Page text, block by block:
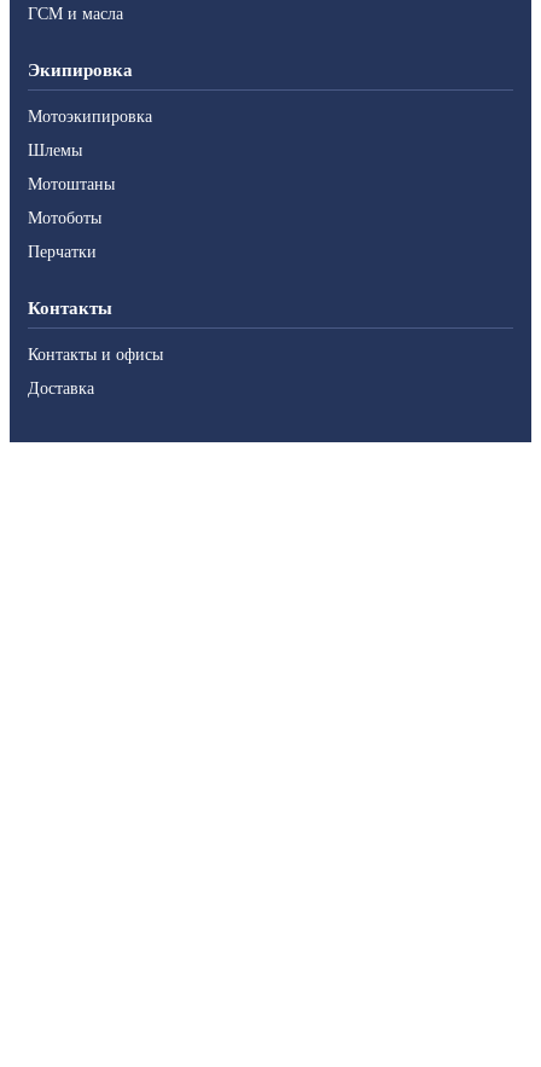
ГСМ и масла
Экипировка
Мотоэкипировка
Шлемы
Мотоштаны
Мотоботы
Перчатки
Контакты
Контакты и офисы
Доставка